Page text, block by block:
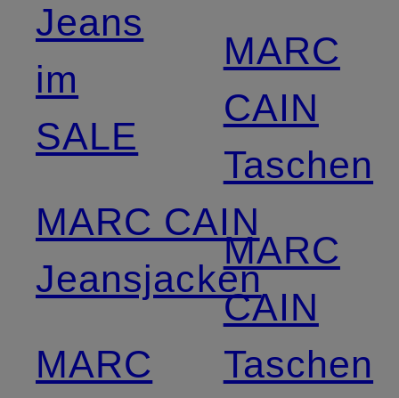
Jeans
im
SALE
MARC CAIN
Jeansjacken
MARC
MARC
CAIN
Taschen
MARC
CAIN
Taschen